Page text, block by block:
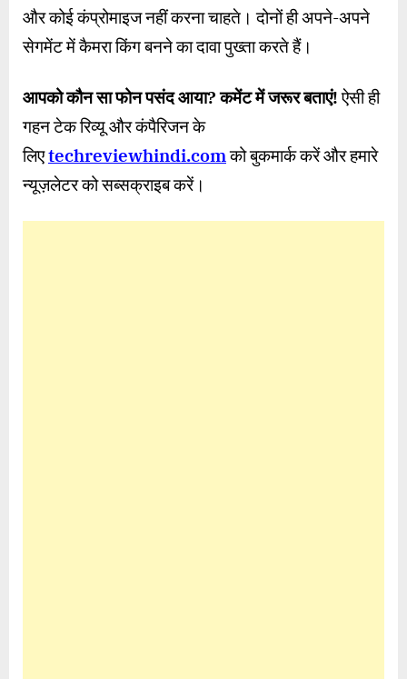
और कोई कंप्रोमाइज नहीं करना चाहते। दोनों ही अपने-अपने
सेगमेंट में कैमरा किंग बनने का दावा पुख्ता करते हैं।
आपको कौन सा फोन पसंद आया?कमेंट में जरूर बताएं!ऐसी ही
गहन टेक रिव्यू और कंपैरिजन के
लिएtechreviewhindi.comको बुकमार्क करें और हमारे
न्यूज़लेटर को सब्सक्राइब करें।